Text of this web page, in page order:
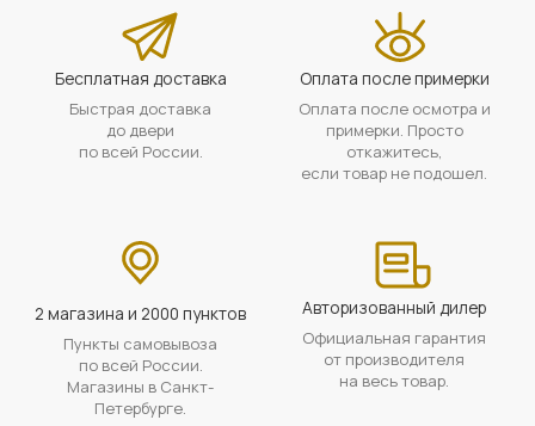
Бесплатная доставка
Быстрая доставка
до двери
по всей России.
Оплата после примерки
Оплата после осмотра и
примерки. Просто
откажитесь,
если товар не подошел.
2 магазина и 2000 пунктов
Пункты самовывоза
по всей России.
Магазины в Санкт-
Петербурге.
Авторизованный дилер
Официальная гарантия
от производителя
на весь товар.